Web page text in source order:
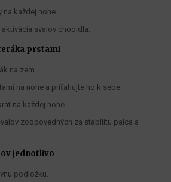
na každej nohe.
aktivácia svalov chodidla.
prstami
na zem.
na nohe a priťahujte ho k sebe.
na každej nohe.
zodpovedných za stabilitu palca a
jednotlivo
podložku.